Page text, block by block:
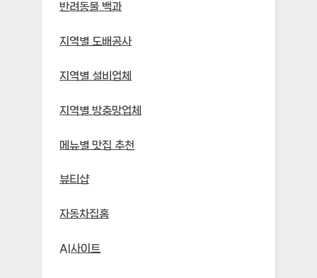
반려동물 백과
지역별 도배공사
지역별 설비업체
지역별 방충망업체
메뉴별 맛집 추천
뷰티샵
자동차집홈
AI사이트